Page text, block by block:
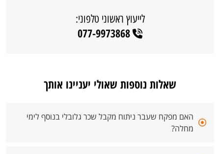
לייעוץ ראשוני טלפוני:
077-9973868
שאלות נוספות שאולי יעניינו אותך
האם מפקח שעבר ניתוח מקבל שכר גלובלי בנוסף לימי
מחלה?